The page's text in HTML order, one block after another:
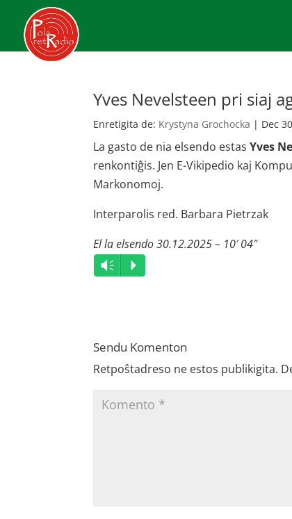
Yves Nevelsteen pri siaj
Enretigita de: Krystyna Grochocka | Dec
La gasto de nia elsendo estasYves
renkontiĝis. Jen E-Vikipedio kaj
Markonomoj.
Interparolis red. Barbara Pietrzak
El la elsendo 30.12.2025 – 10′ 04″
Audio
Player
Vm P
Sendu Komenton
Retpoŝtadreso ne estos publikigita.